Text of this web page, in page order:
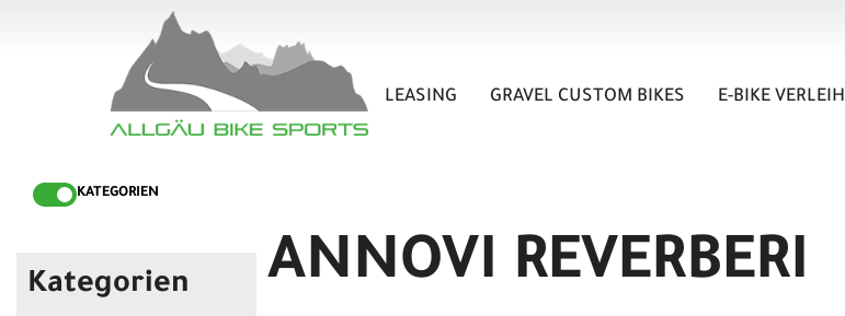
LEASING GRAVEL CUSTOM BIKES E-BIKE VERLEIH
KATEGORIEN
Kategorien ANNOVI REVERBERI